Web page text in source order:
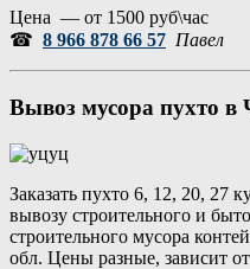
Цена — от 1500 руб\час
☎ 8 966 878 66 57 Павел
Вывоз мусора пухто в
Заказать пухто 6, 12, 20, 27
вывозу строительного и
строительного мусора
обл. Цены разные, зависит